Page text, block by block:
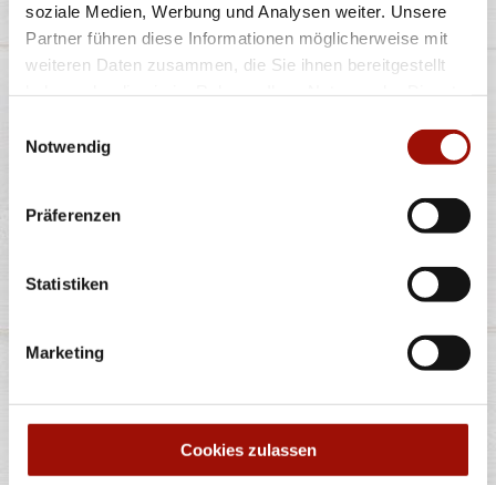
soziale Medien, Werbung und Analysen weiter. Unsere
Partner führen diese Informationen möglicherweise mit
weiteren Daten zusammen, die Sie ihnen bereitgestellt
Notwendig
Präferenzen
Statistiken
Marketing
Cookies zulassen
VIO MEDIUM
ViO Medium, das Mineralwasser aus heimischer Quelle
MULTIVITAMIN 10
FRUCHTSAFT